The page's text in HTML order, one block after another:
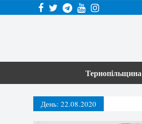
Тернопільщина
День: 22.08.2020